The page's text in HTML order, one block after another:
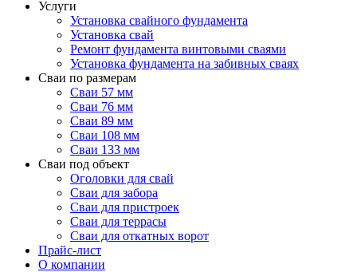
Услуги
Установка свайного фундамента
Установка свай
Ремонт фундамента винтовыми сваями
Установка фундамента на забивных сваях
Сваи по размерам
Сваи 57 мм
Сваи 76 мм
Сваи 89 мм
Сваи 108 мм
Сваи 133 мм
Сваи под объект
Оголовки для свай
Сваи для забора
Сваи для пристроек
Сваи для террасы
Сваи для откатных ворот
Прайс-лист
О компании